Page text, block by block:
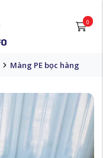
0
Màng PE bọc hàng